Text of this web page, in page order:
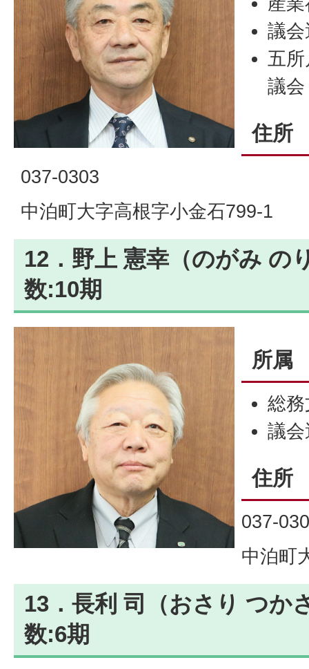
議
五
議会
住所
037-0303
中泊町大字高根字小金石799-1
12．野上 憲幸（のがみ の
数:10期
所属
総
議
住所
037-
中泊町
13．長利 司（おさり つか
数:6期